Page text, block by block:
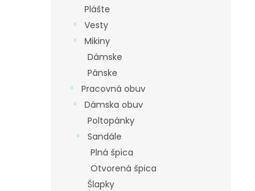
Plášte
Vesty
Mikiny
Dámske
Pánske
Pracovná obuv
Dámska obuv
Poltopánky
Sandále
Plná špica
Otvorená špica
Šlapky